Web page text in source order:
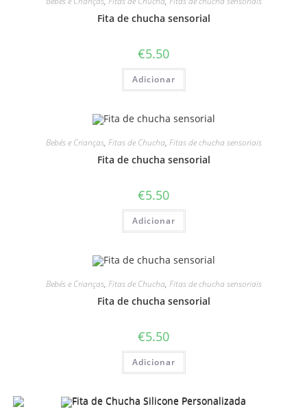
Fita de chucha sensorial
€5.50
Adicionar
Bebés e Crianças, Fitas de Chucha, Fitas de chucha sensoriais
Fita de chucha sensorial
€5.50
Adicionar
Bebés e Crianças, Fitas de Chucha, Fitas de chucha sensoriais
Fita de chucha sensorial
€5.50
Adicionar